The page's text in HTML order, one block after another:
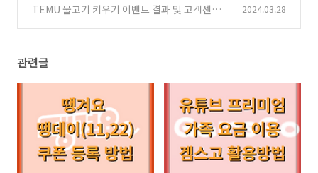
(0)
TEMU 물고기 키우기 이벤트 결과 및 고객센터
2024.03.28
관련글